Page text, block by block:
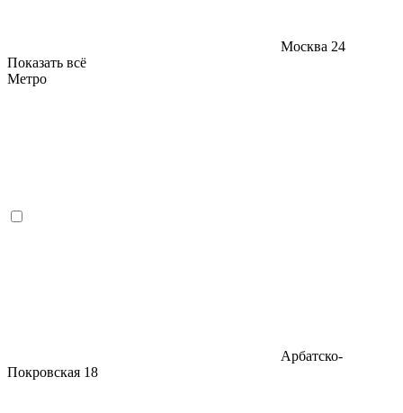
Москва 24
Показать всё
Метро
Арбатско-
Покровская 18